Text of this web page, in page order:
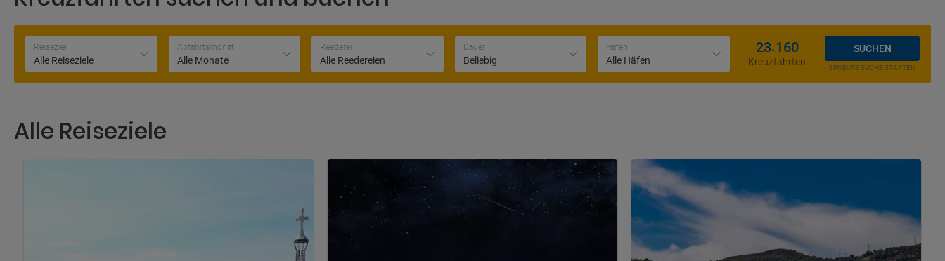
Reiseziel
Alle Reiseziele
Abfahrtsmonat
Alle Monate
Reederei
Alle Reedereien
Dauer
Beliebig
Hafen
Alle Häfen
23.160
Kreuzfahrten
SUCHEN
ERNEUTE SUCHE STARTEN
Alle Reiseziele